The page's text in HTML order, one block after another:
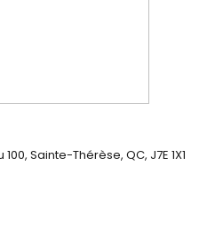
Sainte-Thérèse, QC, J7E 1X1